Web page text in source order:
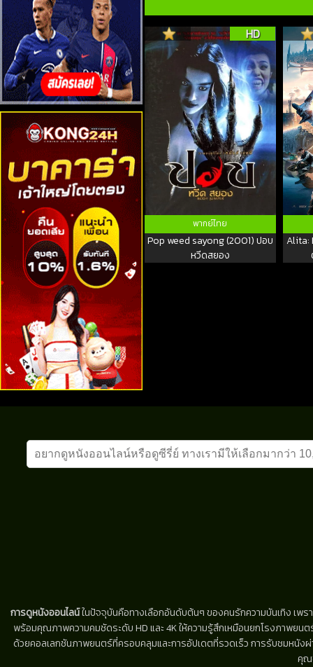
HD
พากย์ไทย
Pop weed sayong (2001) ปอบ
หวีดสยอง
Alita:
การดูหนังออนไลน์ในปัจจุบันคือทางเลือกอันดับต้นๆ ของคนรักความบันเทิง เพร
พร้อมคุณภาพความคมชัดระดับ HD และ 4K ให้ความรู้สึกเหมือนยกโรงภาพยน
ด้วยคอลเลกชันภาพยนตร์ที่ครอบคลุมและการอัปเดตที่รวดเร็ว การรับชมหนัง
คุณ